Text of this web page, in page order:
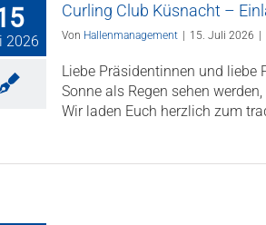
2026
Curling Club Küsnacht –
Von Hallenmanagement 15. Juli 2026
Liebe Präsidentinnen und
Sonne als Regen sehen
Wir laden Euch herzlich zum